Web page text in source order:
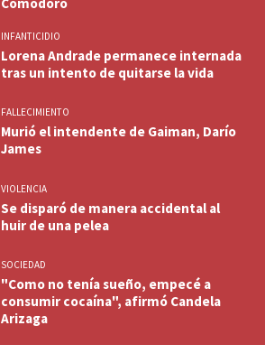
INFANTICIDIO
Lorena Andrade permanece internada
tras un intento de quitarse la vida
FALLECIMIENTO
Murió el intendente de Gaiman, Darío
James
VIOLENCIA
Se disparó de manera accidental al
huir de una pelea
SOCIEDAD
"Como no tenía sueño, empecé a
consumir cocaína", afirmó Candela
Arizaga